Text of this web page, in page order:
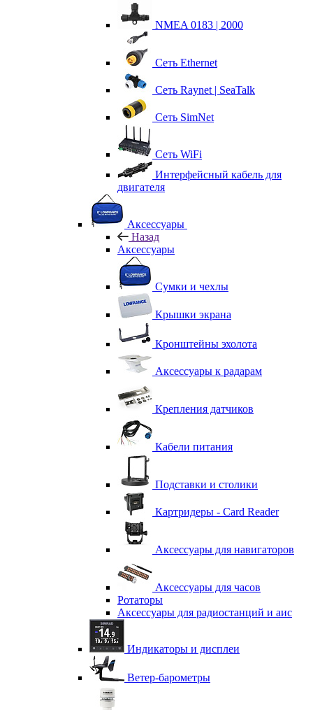
NMEA 0183 | 2000
Сеть Ethernet
Сеть Raynet | SeaTalk
Сеть SimNet
Сеть WiFi
Интерфейсный кабель для
двигателя
Аксессуары
Назад
Аксессуары
Сумки и чехлы
Крышки экрана
Кронштейны эхолота
Аксессуары к радарам
Крепления датчиков
Кабели питания
Подставки и столики
Картридеры - Card Reader
Аксессуары для навигаторов
Аксессуары для часов
Ротаторы
Аксессуары для радиостанций и аис
Индикаторы и дисплеи
Ветер-барометры